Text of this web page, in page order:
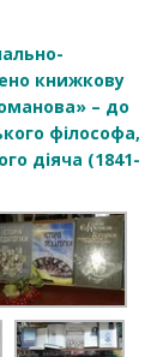
книжкову
– до
філософа,
діяча (1841-